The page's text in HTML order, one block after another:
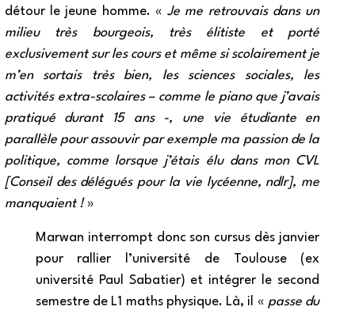
détour le jeune homme. « Je me retrouvais dans un
milieu très bourgeois, très élitiste et porté
exclusivement sur les cours et même si scolairement je
m’en sortais très bien, les sciences sociales, les
activités extra-scolaires – comme le piano que j’avais
pratiqué durant 15 ans -, une vie étudiante en
parallèle pour assouvir par exemple ma passion de la
politique, comme lorsque j’étais élu dans mon CVL
[Conseil des délégués pour la vie lycéenne, ndlr], me
manquaient !»
Marwan interrompt donc son cursus dès janvier
pour rallier l’université de Toulouse (ex
université Paul Sabatier) et intégrer le second
semestre de L1 maths physique. Là, il « passe du